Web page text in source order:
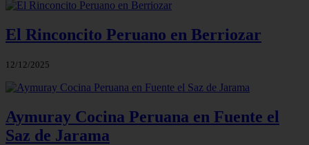
El Rinconcito Peruano en Berriozar
12/12/2025
Aymuray Cocina Peruana en Fuente el
Saz de Jarama